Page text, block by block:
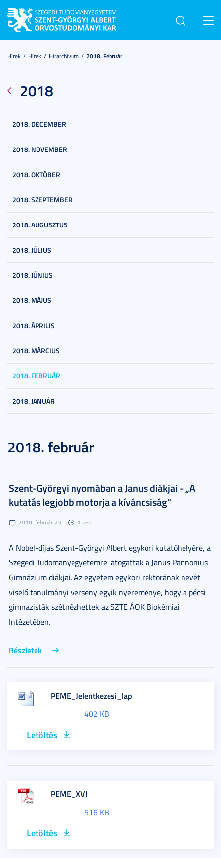
Hírek Hírek Hírarchívum 2018. Február
2018
2018. DECEMBER
2018. NOVEMBER
2018. OKTÓBER
2018. SZEPTEMBER
2018. AUGUSZTUS
2018. JÚLIUS
2018. JÚNIUS
2018. MÁJUS
2018. ÁPRILIS
2018. MÁRCIUS
2018. FEBRUÁR
2018. JANUÁR
2018. február
Szent-Györgyi nyomában a Janus diákjai - „A
kutatás legjobb motorja a kíváncsiság”
2018. február 23. 1 perc
A Nobel-díjas Szent-Györgyi Albert egykori kutatóhelyére, a
Szegedi Tudományegyetemre látogattak a Janus Pannonius
Gimnázium diákjai. Az egyetem egykori rektorának nevét
viselő tanulmányi verseny egyik nyereménye, hogy a pécsi
gimnazisták szétnézhettek az SZTE ÁOK Biokémiai
Intézetében.
Részletek
PEME_Jelentkezesi_lap
402 KB
Letöltés
PEME_XVI
516 KB
Letöltés